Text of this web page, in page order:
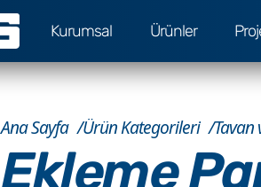
Kurumsal Ürünler
Ana Sayfa Ürün Kategorileri Tavan
Ekleme